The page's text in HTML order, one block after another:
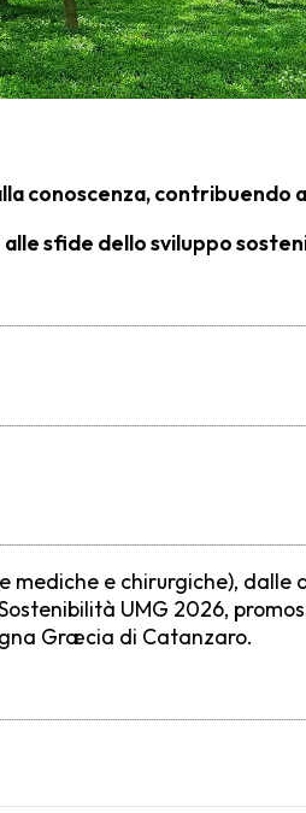
conoscenza, contribuendo
sfide dello sviluppo
mediche e chirurgiche), dalle
UMG 2026,
Græcia di Catanzaro.